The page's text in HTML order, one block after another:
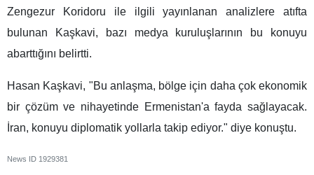
Zengezur Koridoru ile ilgili yayınlanan analizlere atıfta
bulunan Kaşkavi, bazı medya kuruluşlarının bu konuyu
abarttığını belirtti.
Hasan Kaşkavi, "Bu anlaşma, bölge için daha çok ekonomik
bir çözüm ve nihayetinde Ermenistan'a fayda sağlayacak.
İran, konuyu diplomatik yollarla takip ediyor." diye konuştu.
News ID 1929381